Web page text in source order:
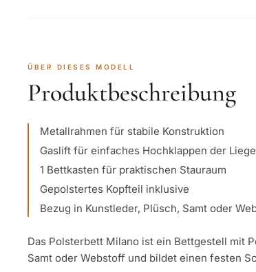
ÜBER DIESES MODELL
Produktbeschreibung
Metallrahmen für stabile Konstruktion
Gaslift für einfaches Hochklappen der
1 Bettkasten für praktischen Stauraum
Gepolstertes Kopfteil inklusive
Bezug in Kunstleder, Plüsch, Samt oder
Das Polsterbett Milano ist ein Bettgestell mit
Samt oder Webstoff und bildet einen festen